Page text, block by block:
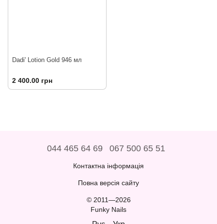
Dadi' Lotion Gold 946 мл
2 400.00 грн
044 465 64 69 067 500 65 51
Контактна інформація
Повна версія сайту
© 2011—2026
Funky Nails